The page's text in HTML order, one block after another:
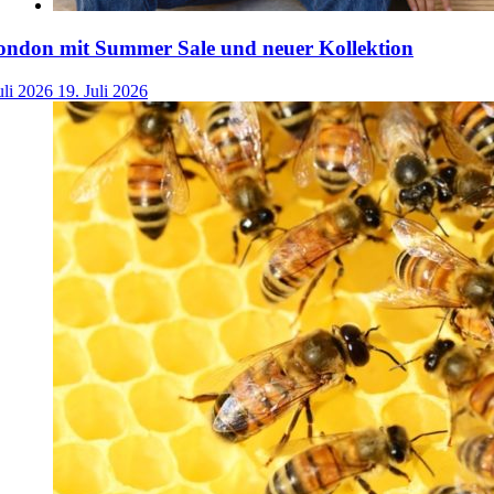
mit Summer Sale und neuer Kollektion
2026 19. Juli 2026